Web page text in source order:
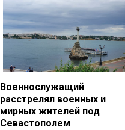
Военнослужащий
расстрелял военных и
мирных жителей под
Севастополем